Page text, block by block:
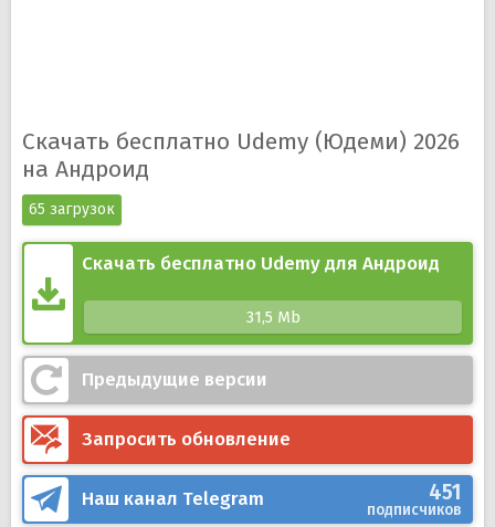
Скачать бесплатно Udemy (Юдеми) 2026
на Андроид
65 загрузок
Скачать бесплатно Udemy для Андроид
31,5 Mb
Предыдущие версии
Запросить обновление
Наш канал Telegram 451
подписчиков